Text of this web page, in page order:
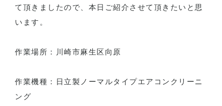
て頂きましたので、本日ご紹介させて頂きたいと思
います。
作業場所：川崎市麻生区向原
作業機種：日立製ノーマルタイプエアコンクリーニ
ング